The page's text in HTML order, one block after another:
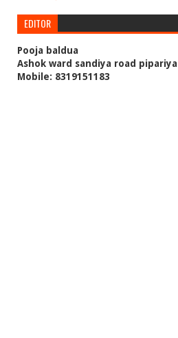
EDITOR
Pooja baldua
Ashok ward sandiya road pipariya
Mobile: 8319151183